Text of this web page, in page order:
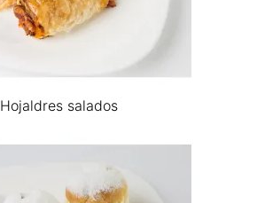
Hojaldres salados